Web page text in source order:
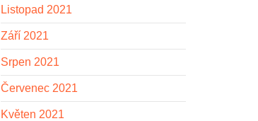
Listopad 2021
Září 2021
Srpen 2021
Červenec 2021
Květen 2021